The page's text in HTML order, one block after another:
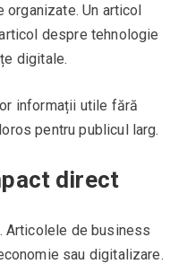
Un articol
despre tehnologie
digitale.
informații utile fără
pentru publicul larg.
direct
Articolele de business
sau digitalizare.